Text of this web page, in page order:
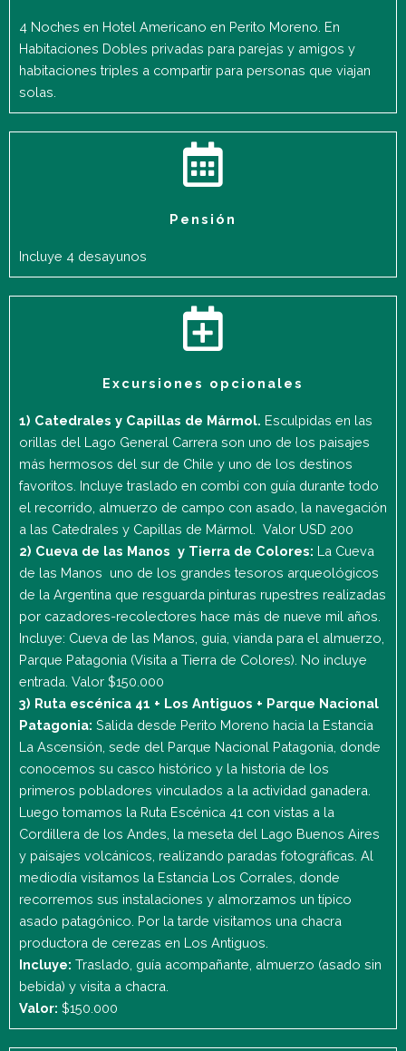
4 Noches en Hotel Americano en Perito Moreno. En
Habitaciones Dobles privadas para parejas y amigos y
habitaciones triples a compartir para personas que viajan
solas.
Pensión
Incluye 4 desayunos
Excursiones opcionales
1) Catedrales y Capillas de Mármol. Esculpidas en las
orillas del Lago General Carrera son uno de los paisajes
más hermosos del sur de Chile y uno de los destinos
favoritos. Incluye traslado en combi con guía durante todo
el recorrido, almuerzo de campo con asado, la navegación
a las Catedrales y Capillas de Mármol. Valor USD 200
2) Cueva de las Manos y Tierra de Colores: La Cueva
de las Manos uno de los grandes tesoros arqueológicos
de la Argentina que resguarda pinturas rupestres realizadas
por cazadores-recolectores hace más de nueve mil años.
Incluye: Cueva de las Manos, guia, vianda para el almuerzo,
Parque Patagonia (Visita a Tierra de Colores). No incluye
entrada. Valor $150.000
3) Ruta escénica 41 + Los Antiguos + Parque Nacional
Patagonia: Salida desde Perito Moreno hacia la Estancia
La Ascensión, sede del Parque Nacional Patagonia, donde
conocemos su casco histórico y la historia de los
primeros pobladores vinculados a la actividad ganadera.
Luego tomamos la Ruta Escénica 41 con vistas a la
Cordillera de los Andes, la meseta del Lago Buenos Aires
y paisajes volcánicos, realizando paradas fotográficas. Al
mediodía visitamos la Estancia Los Corrales, donde
recorremos sus instalaciones y almorzamos un típico
asado patagónico. Por la tarde visitamos una chacra
productora de cerezas en Los Antiguos.
Incluye: Traslado, guía acompañante, almuerzo (asado sin
bebida) y visita a chacra.
Valor: $150.000